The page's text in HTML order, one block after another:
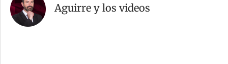
Aguirre y los videos